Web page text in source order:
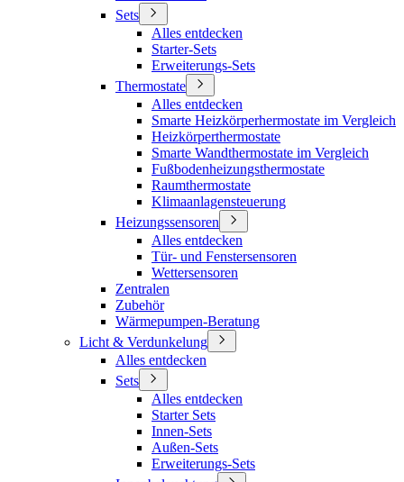
Sets
Alles entdecken
Starter-Sets
Erweiterungs-Sets
Thermostate
Alles entdecken
Smarte Heizkörperhermostate im Vergleich
Heizkörperthermostate
Smarte Wandthermostate im Vergleich
Fußbodenheizungsthermostate
Raumthermostate
Klimaanlagensteuerung
Heizungssensoren
Alles entdecken
Tür- und Fenstersensoren
Wettersensoren
Zentralen
Zubehör
Wärmepumpen-Beratung
Licht & Verdunkelung
Alles entdecken
Sets
Alles entdecken
Starter Sets
Innen-Sets
Außen-Sets
Erweiterungs-Sets